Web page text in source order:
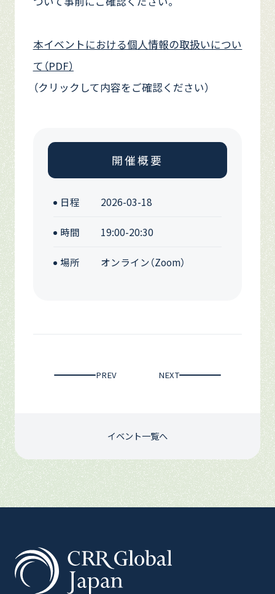
本イベントにおける個人情報の取扱いについ
て（PDF）
（クリックして内容をご確認ください）
開催概要
日程 2026-03-18
時間 19:00-20:30
場所 オンライン（Zoom）
PREV
イベント一覧へ
NEXT